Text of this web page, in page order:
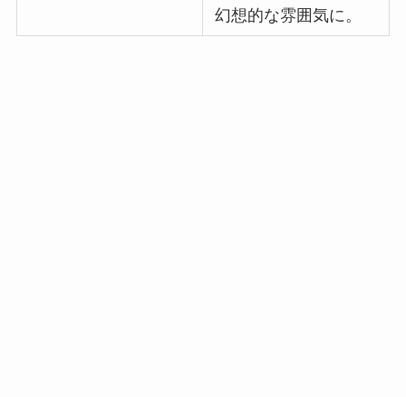
幻想的な雰囲気に。